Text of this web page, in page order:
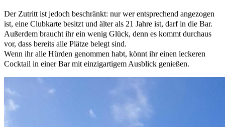
Der Zutritt ist jedoch beschränkt: nur wer entsprechend angezogen
ist, eine Clubkarte besitzt und älter als 21 Jahre ist, darf in die Bar.
Außerdem braucht ihr ein wenig Glück, denn es kommt durchaus
vor, dass bereits alle Plätze belegt sind.
Wenn ihr alle Hürden genommen habt, könnt ihr einen leckeren
Cocktail in einer Bar mit einzigartigem Ausblick genießen.